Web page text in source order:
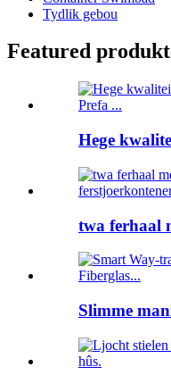
Tydlik gebou
Featured
Hege
twa ferhaal
Slimme